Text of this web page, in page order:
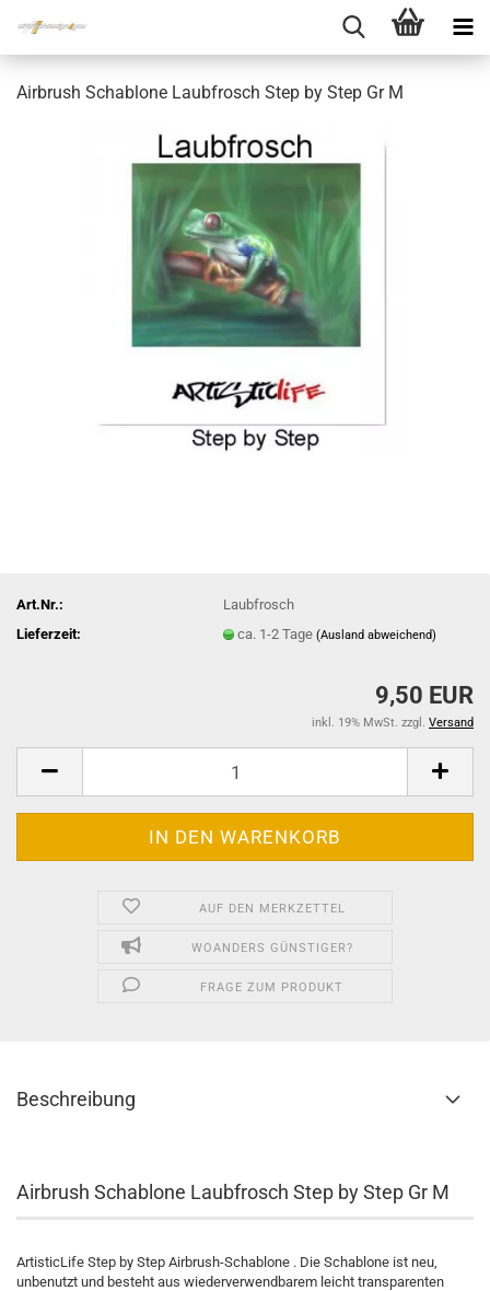
Airbrush Schablone Laubfrosch Step by Step Gr M
Art.Nr.:
Laubfrosch
Lieferzeit:
ca. 1-2 Tage(Ausland abweichend)
9,50 EUR
inkl. 19% MwSt. zzgl. Versand
AUF DEN MERKZETTEL
WOANDERS GÜNSTIGER?
FRAGE ZUM PRODUKT
Beschreibung
Airbrush Schablone Laubfrosch Step by Step Gr M
ArtisticLife Step by Step Airbrush-Schablone . Die Schablone ist neu,
unbenutzt und besteht aus wiederverwendbarem leicht transparenten